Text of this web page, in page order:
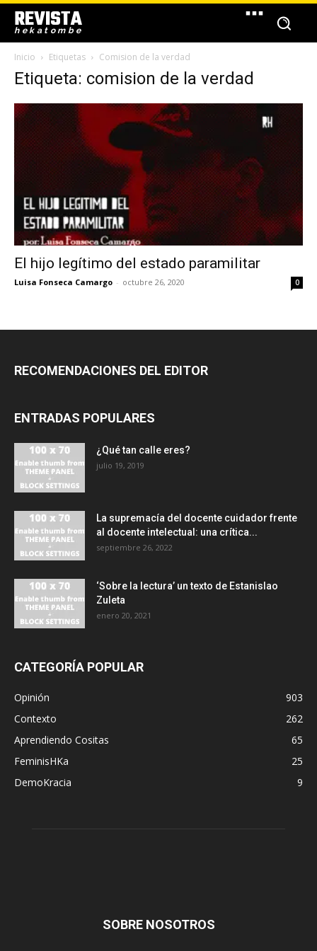
REVISTA
hekatombe
Inicio Etiquetas Comision de la verdad
Etiqueta: comision de la verdad
El hijo legítimo del estado paramilitar
Luisa Fonseca Camargo - octubre 26, 2020 0
RECOMENDACIONES DEL EDITOR
ENTRADAS POPULARES
¿Qué tan calle eres?
julio 19, 2019
La supremacía del docente cuidador frente
al docente intelectual: una crítica...
septiembre 26, 2022
‘Sobre la lectura’ un texto de Estanislao
Zuleta
enero 20, 2021
CATEGORÍA POPULAR
Opinión
903
Contexto
262
Aprendiendo Cositas
65
FeminisHKa
25
DemoKracia
9
SOBRE NOSOTROS